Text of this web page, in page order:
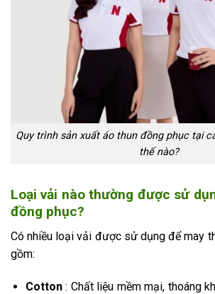
Quy trình sản xuất áo thun đồng phục tại
thế nào?
Loại vải nào thường được sử
đồng phục?
Có nhiều loại vải được sử dụng để may
gồm:
Cotton: Chất liệu mềm mại, thoáng